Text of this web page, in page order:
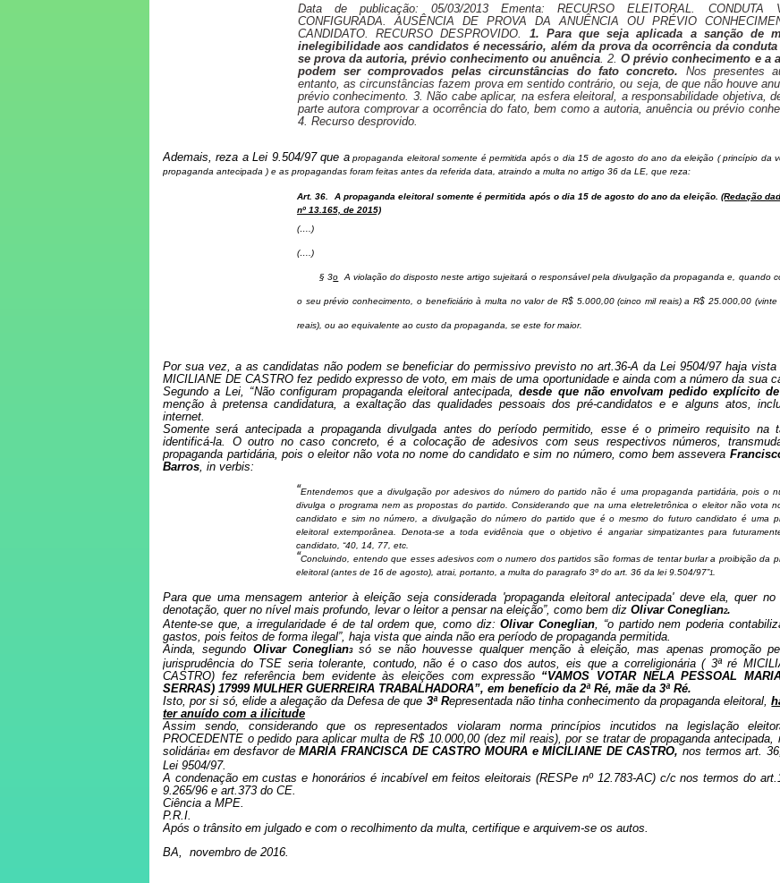
Data de publicação: 05/03/2013 Ementa: RECURSO ELEITORAL. CONDUTA
CONFIGURADA. AUSÊNCIA DE PROVA DA ANUÊNCIA OU PRÉVIO
CANDIDATO. RECURSO DESPROVIDO. 1. Para que seja aplicada a sanção de
inelegibilidade aos candidatos é necessário, além da prova da ocorrência da conduta
se prova da autoria, prévio conhecimento ou anuência . 2.O prévio conhecimento e a
podem ser comprovados pelas circunstâncias do fato concreto. Nos presentes
entanto, as circunstâncias fazem prova em sentido contrário, ou seja, de que não houve
prévio conhecimento. 3. Não cabe aplicar, na esfera eleitoral, a responsabilidade objetiva,
parte autora comprovar a ocorrência do fato, bem como a autoria, anuência ou prévio
4. Recurso desprovido.
Ademais, reza a Lei 9.504/97 que apropaganda eleitoral somente é permitida após o dia 15 de agosto do ano da eleição ( princípio da
propaganda antecipada ) e as propagandas foram feitas antes da referida data, atraindo a multa no artigo 36 da LE, que reza:
Art. 36. A propaganda eleitoral somente é permitida após o dia 15 de agosto do ano da eleição.(Redação
nº 13.165, de 2015)
(….)
(….)
§ 3o A violação do disposto neste artigo sujeitará o responsável pela divulgação da propaganda e, quando
o seu prévio conhecimento, o beneficiário à multa no valor de R$ 5.000,00 (cinco mil reais) a R$ 25.000,00 (vinte
reais), ou ao equivalente ao custo da propaganda, se este for maior.
Por sua vez, a as candidatas não podem se beneficiar do permissivo previsto no art.36-A da Lei 9504/97 haja vista
MICILIANE DE CASTRO fez pedido expresso de voto, em mais de uma oportunidade e ainda com a número da sua
Segundo a Lei, “Não configuram propaganda eleitoral antecipada,desde que não envolvam pedido explícito
menção à pretensa candidatura, a exaltação das qualidades pessoais dos pré-candidatos e e alguns atos,
internet.
Somente será antecipada a propaganda divulgada antes do período permitido, esse é o primeiro requisito na
identificá-la. O outro no caso concreto, é a colocação de adesivos com seus respectivos números,
propaganda partidária, pois o eleitor não vota no nome do candidato e sim no número, como bem assevera
Barros in verbis:
“Entendemos que a divulgação por adesivos do número do partido não é uma propaganda partidária, pois o
divulga o programa nem as propostas do partido. Considerando que na urna eletreletrônica o eleitor não vota
candidato e sim no número, a divulgação do número do partido que é o mesmo do futuro candidato é uma
eleitoral extemporânea. Denota-se a toda evidência que o objetivo é angariar simpatizantes para
candidato, “40, 14, 77, etc.
“Concluindo, entendo que esses adesivos com o numero dos partidos são formas de tentar burlar a proibição da
eleitoral (antes de 16 de agosto), atrai, portanto, a multa do paragrafo 3º do art. 36 da lei 9.504/97”1
Para que uma mensagem anterior à eleição seja considerada 'propaganda eleitoral antecipada' deve ela, quer
denotação, quer no nível mais profundo, levar o leitor a pensar na eleição”, como bem diz Olivar Coneglian2.
Atente-se que, a irregularidade é de tal ordem que, como diz:Olivar Coneglian , “o partido nem poderia
gastos, pois feitos de forma ilegal”, haja vista que ainda não era período de propaganda permitida.
Ainda, segundo Olivar Coneglian3
só se não houvesse qualquer menção à eleição, mas apenas promoção
jurisprudência do TSE seria tolerante, contudo, não é o caso dos autos, eis que a correligionária ( 3ª ré
CASTRO) fez referência bem evidente às eleições com expressão“VAMOS VOTAR NELA PESSOAL
SERRAS) 17999 MULHER GUERREIRA TRABALHADORA”, em benefício da 2ª Ré, mãe da 3ª Ré.
Isto, por si só, elide a alegação da Defesa de que 3ª Representada não tinha conhecimento da propaganda eleitoral,
ter anuído com a ilicitude
Assim sendo, considerando que os representados violaram norma princípios incutidos na legislação
PROCEDENTE o pedido para aplicar multa de R$ 10.000,00 (dez mil reais), por se tratar de propaganda antecipada,
solidária4 em desfavor deMARIA FRANCISCA DE CASTRO MOURA e MICILIANE DE CASTRO, nos termos art.
Lei 9504/97.
A condenação em custas e honorários é incabível em feitos eleitorais (RESPe nº 12.783-AC) c/c nos termos do
9.265/96 e art.373 do CE.
Ciência a MPE.
P.R.I.
Após o trânsito em julgado e com o recolhimento da multa, certifique e arquivem-se os autos.
BA, novembro de 2016.